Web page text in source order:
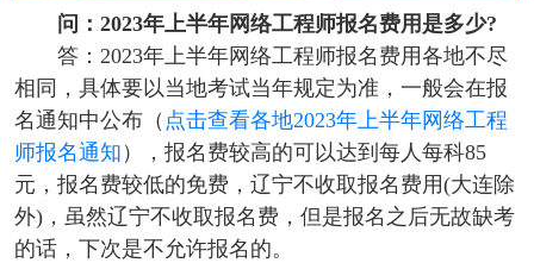
问：2023年上半年网络工程师报名费用是多少?
答：2023年上半年网络工程师报名费用各地不尽
相同，具体要以当地考试当年规定为准，一般会在报
名通知中公布（ 点击查看各地2023年上半年网络工程
师报名通知 ），报名费较高的可以达到每人每科85
元，报名费较低的免费，辽宁不收取报名费用(大连除
外)，虽然辽宁不收取报名费，但是报名之后无故缺考
的话，下次是不允许报名的。